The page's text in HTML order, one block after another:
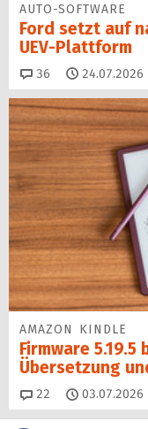
AUTO-SOFTWARE
Ford setzt auf
UEV-Plattform
36 Kommentare
24.07.2026
AMAZON KINDLE
Firmware
Übersetzung
22 Kommentare
03.07.2026